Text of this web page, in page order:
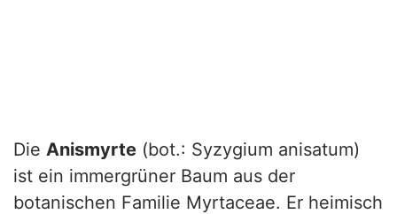
Die Anismyrte (bot.: Syzygium anisatum)
ist ein immergrüner Baum aus der
botanischen Familie Myrtaceae. Er heimisch